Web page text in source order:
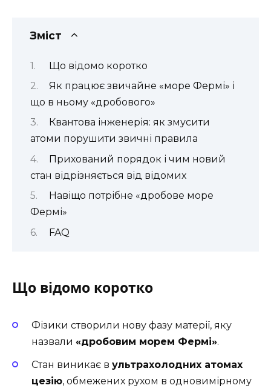
Зміст
Що відомо коротко
Як працює звичайне «море Фермі» і
що в ньому «дробового»
Квантова інженерія: як змусити
атоми порушити звичні правила
Прихований порядок і чим новий
стан відрізняється від відомих
Навіщо потрібне «дробове море
Фермі»
FAQ
Що відомо коротко
Фізики створили нову фазу матерії, яку
назвали «дробовим морем Фермі».
Стан виникає в ультрахолодних атомах
цезію, обмежених рухом в одновимірному